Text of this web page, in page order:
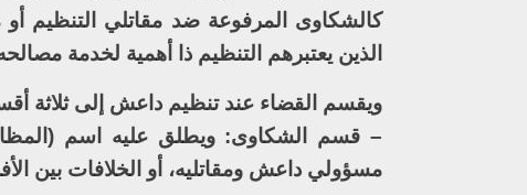
كالشكاوى المرفوعة ضد مقاتلي التنظيم
الذين يعتبرهم التنظيم ذا أهمية لخدمة
ويقسم القضاء عند تنظيم داعش إلى ثلاثة
– قسم الشكاوى: ويطلق عليه اسم
مسؤولي داعش ومقاتليه، أو الخلافات بين